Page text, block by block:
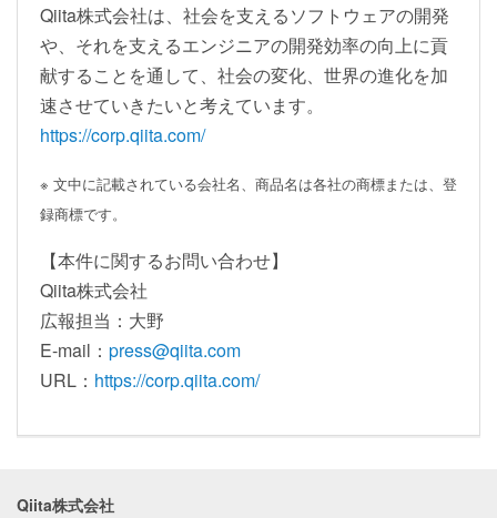
Qiita株式会社は、社会を支えるソフトウェアの開発
や、それを支えるエンジニアの開発効率の向上に貢
献することを通して、社会の変化、世界の進化を加
速させていきたいと考えています。
https://corp.qiita.com/
※ 文中に記載されている会社名、商品名は各社の商標または、登
録商標です。
【本件に関するお問い合わせ】
Qiita株式会社
広報担当：大野
E-mail： press@qiita.com
URL： https://corp.qiita.com/
Qiita株式会社